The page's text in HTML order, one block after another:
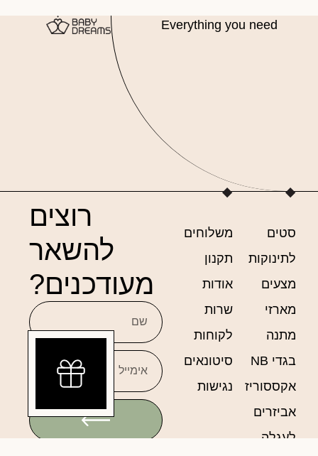
Everything you need
סטים
לתינוקות
מצעים
מארזי
מתנה
בגדי NB
אקססוריז
אביזרים
לעגלה
משלוחים
תקנון
אודות
שרות
לקוחות
סיטונאים
נגישות
רוצים
להשאר
מעודכנים?